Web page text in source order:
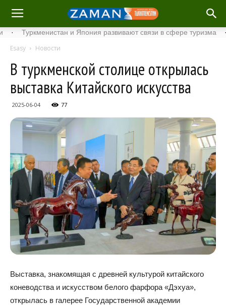
и Япония развивают связи в сфере туризма ·
Esasy Новости
В туркменской столице открылась
выставка Китайского искусства
2025-06-04 77
Выставка, знакомящая с древней культурой китайского
коневодства и искусством белого фарфора «Дэхуа»,
открылась в галерее Государственной академии